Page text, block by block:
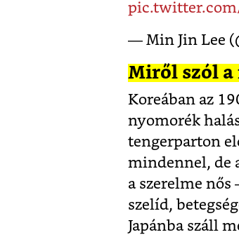
— Min Jin Lee
Miről szól a
Koreában az
nyomorék
tengerparton
mindennel, de
a szerelme
szelíd,
Japánba száll